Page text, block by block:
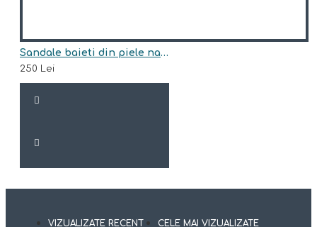
Sandale baieti din piele naturala model OAK
250 Lei
VIZUALIZATE RECENT CELE MAI VIZUALIZATE